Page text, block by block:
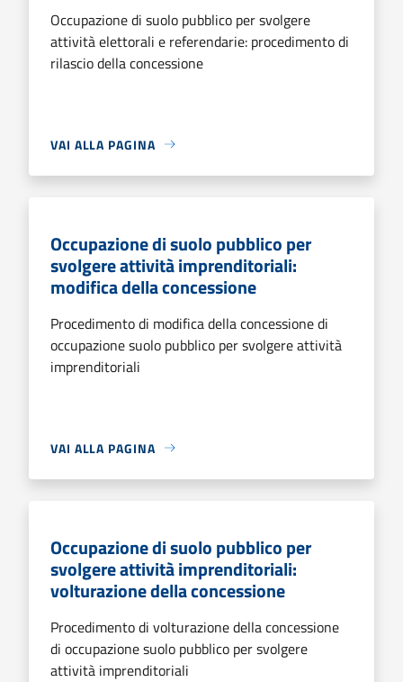
Occupazione di suolo pubblico per svolgere
attività elettorali e referendarie: procedimento di
rilascio della concessione
VAI ALLA PAGINA
Occupazione di suolo pubblico per
svolgere attività imprenditoriali:
modifica della concessione
Procedimento di modifica della concessione di
occupazione suolo pubblico per svolgere attività
imprenditoriali
VAI ALLA PAGINA
Occupazione di suolo pubblico per
svolgere attività imprenditoriali:
volturazione della concessione
Procedimento di volturazione della concessione
di occupazione suolo pubblico per svolgere
attività imprenditoriali